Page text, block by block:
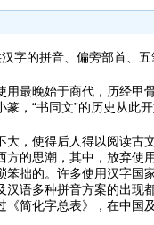
的拼音、偏旁部首、五
最晚始于商代，历经甲
，“书同文”的历史从此开
，使得后人得以阅读古
的思潮，其中，放弃使
笨拙的。许多使用汉字
语多种拼音方案的出现
简化字总表》，在中国